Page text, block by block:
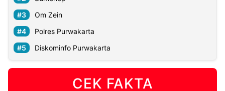
Om Zein
Polres Purwakarta
Diskominfo Purwakarta
CEK FAKTA